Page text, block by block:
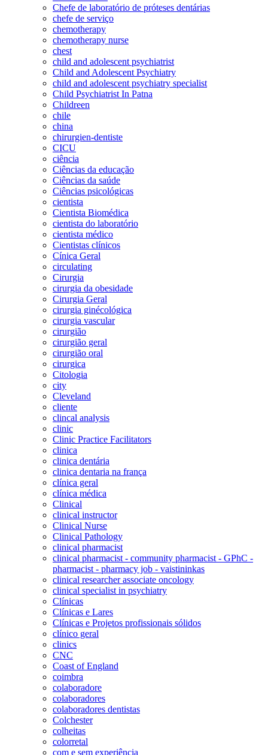
Chefe de laboratório de próteses dentárias
chefe de serviço
chemotherapy
chemotherapy nurse
chest
child and adolescent psychiatrist
Child and Adolescent Psychiatry
child and adolescent psychiatry specialist
Child Psychiatrist In Patna
Childreen
chile
china
chirurgien-dentiste
CICU
ciência
Ciências da educação
Ciências da saúde
Ciências psicológicas
cientista
Cientista Biomédica
cientista do laboratório
cientista médico
Cientistas clínicos
Cínica Geral
circulating
Cirurgia
cirurgia da obesidade
Cirurgia Geral
cirurgia ginécológica
cirurgia vascular
cirurgião
cirurgião geral
cirurgião oral
cirurgica
Citologia
city
Cleveland
cliente
clincal analysis
clinic
Clinic Practice Facilitators
clinica
clinica dentária
clinica dentaria na frança
clínica geral
clínica médica
Clinical
clinical instructor
Clinical Nurse
Clinical Pathology
clinical pharmacist
clinical pharmacist - community pharmacist - GPhC -
pharmacist - pharmacy job - vaistininkas
clinical researcher associate oncology
clinical specialist in psychiatry
Clínicas
Clínicas e Lares
Clínicas e Projetos profissionais sólidos
clínico geral
clinics
CNC
Coast of England
coimbra
colaboradore
colaboradores
colaboradores dentistas
Colchester
colheitas
colorretal
com e sem experiência